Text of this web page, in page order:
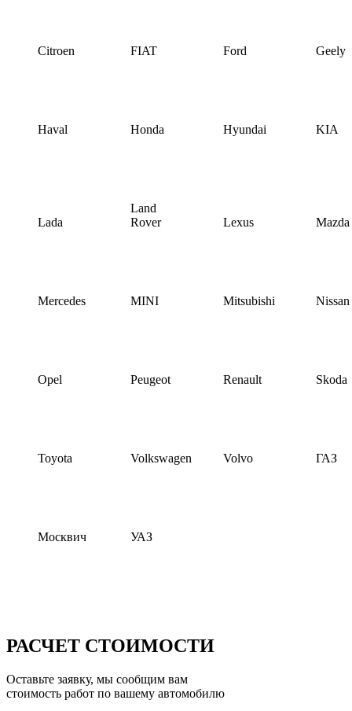
Citroen FIAT Ford Geely
Haval Honda Hyundai KIA
Lada
Land
Rover
Lexus Mazda
Mercedes MINI Mitsubishi Nissan
Opel Peugeot Renault Skoda
Toyota Volkswagen Volvo ГАЗ
Москвич УАЗ
РАСЧЕТ СТОИМОСТИ
Оставьте заявку, мы сообщим вам
стоимость работ по вашему автомобилю